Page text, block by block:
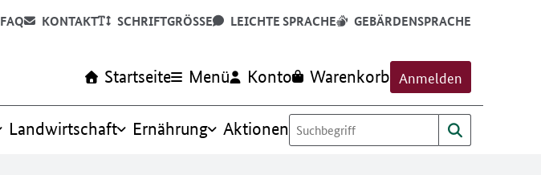
FAQ KONTAKT SCHRIFTGRÖSSE LEICHTE SPRACHE GEBÄRDENSPRACHE
Startseite Menü Konto Warenkorb Anmelden
Landwirtschaft Ernährung Aktionen